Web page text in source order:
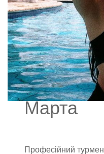
Марта
Професійний